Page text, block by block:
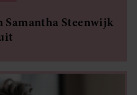
Samantha Steenwijk